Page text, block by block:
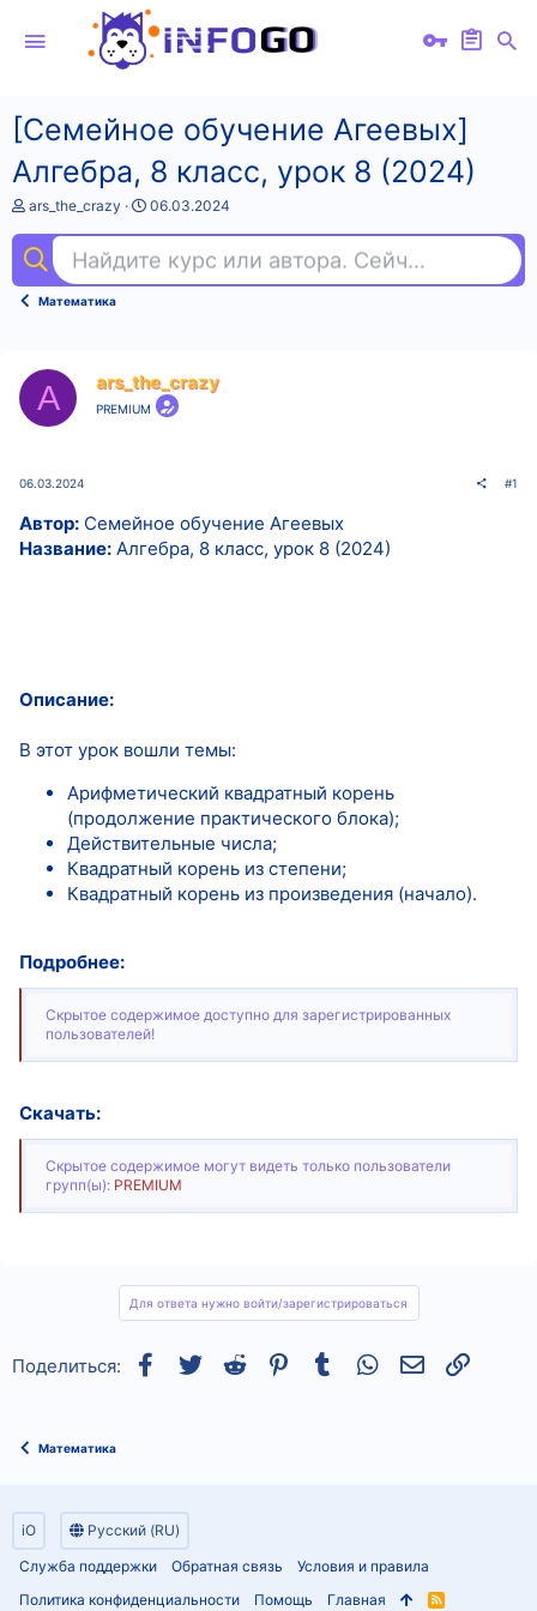
[Семейное обучение Агеевых]
Алгебра, 8 класс, урок 8 (2024)
А
т
о
т
ars_the_crazy
Д
а
н
а
06.03.2024
Найдите курс или автора. Сейчас ищут
Математика
A ars_the_crazy
PREMIUM
06.03.2024 #1
Автор: Семейное обучение Агеевых
Название: Алгебра, 8 класс, урок 8 (2024)
Описание:
В этот урок вошли темы:
Арифметический квадратный корень
(продолжение практического блока);
Действительные числа;
Квадратный корень из степени;
Квадратный корень из произведения (начало).
Подробнее:
Скрытое содержимое доступно для зарегистрированных
пользователей!
Скачать:
Скрытое содержимое могут видеть только пользователи
групп(ы): PREMIUM
Для ответа нужно войти/зарегистрироваться
Поделиться: Facebook
TwitterReddit Pinterest
Tumblr WhatsAppСсылка
Математика
iO
Русский (RU)
Служба поддержки
Обратная связь
Условия и правила
Политика конфиденциальности
Помощь Главная
R